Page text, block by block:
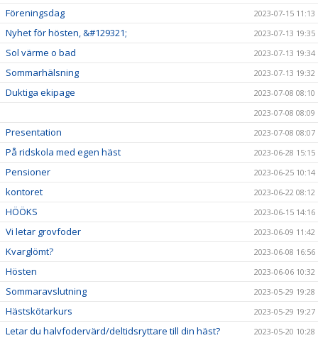
Föreningsdag 2023-07-15 11:13
Nyhet för hösten, &#129321; 2023-07-13 19:35
Sol värme o bad 2023-07-13 19:34
Sommarhälsning 2023-07-13 19:32
Duktiga ekipage
2023-07-08 08:10
2023-07-08 08:09
Presentation 2023-07-08 08:07
På ridskola med egen häst 2023-06-28 15:15
Pensioner 2023-06-25 10:14
kontoret 2023-06-22 08:12
HÖÖKS 2023-06-15 14:16
Vi letar grovfoder 2023-06-09 11:42
Kvarglömt? 2023-06-08 16:56
Hösten 2023-06-06 10:32
Sommaravslutning 2023-05-29 19:28
Hästskötarkurs 2023-05-29 19:27
Letar du halvfodervärd/deltidsryttare till din häst? 2023-05-20 10:28